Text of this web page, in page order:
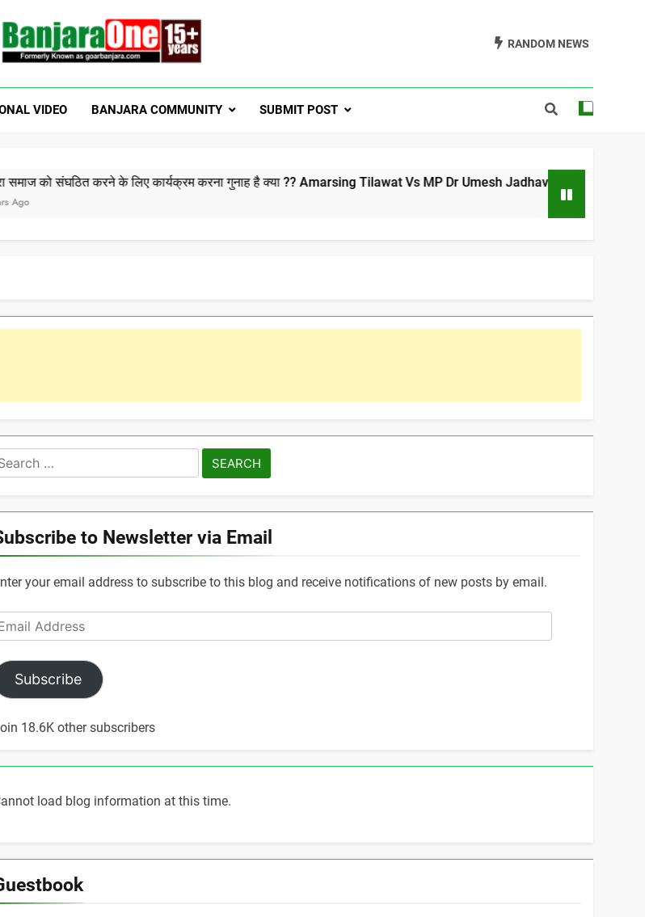
To Banjara One Formerly
GoarBanjara.com
RANDOM NEWS
VIDEO BANJARA COMMUNITY SUBMIT POST
करने के लिए कार्यक्रम करना गुनाह है क्या ?? Amarsing Tilawat Vs MP Dr Umesh Jadhav
5 Years Ago
to Newsletter via Email
your email address to subscribe to this blog and receive notifications of new posts by email.
Subscribe
18.6K other subscribers
load blog information at this time.